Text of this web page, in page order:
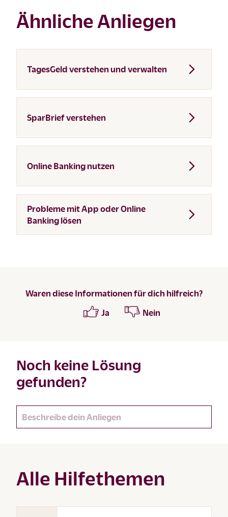
Ähnliche Anliegen
TagesGeld verstehen und verwalten
SparBrief verstehen
Online Banking nutzen
Probleme mit App oder Online
Banking lösen
Waren diese Informationen für dich hilfreich?
Ja
Nein
Noch keine Lösung
gefunden?
Alle Hilfethemen